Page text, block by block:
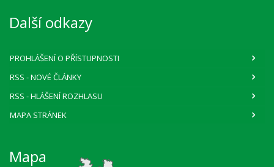
Další odkazy
PROHLÁŠENÍ O PŘÍSTUPNOSTI
RSS - NOVÉ ČLÁNKY
RSS - HLÁŠENÍ ROZHLASU
MAPA STRÁNEK
Mapa